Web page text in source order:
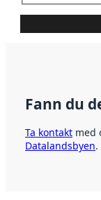
Fann du
Ta kontakt med
Datalandsbyen.